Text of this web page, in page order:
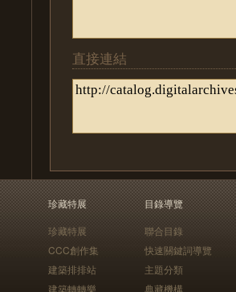
直接連結
珍藏特展
珍藏特展
CCC創作集
建築排排站
建築轉轉樂
目錄導覽
聯合目錄
快速關鍵詞導覽
主題分類
典藏機構